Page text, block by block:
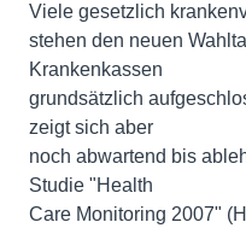
Viele gesetzlich
stehen den neuen
Krankenkassen
grundsätzlich
zeigt sich aber
noch abwartend bis
Studie "Health
Care Monitoring 2007"